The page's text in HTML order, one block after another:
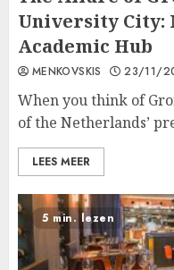
University City:
Academic Hub
MENKOVSKIS 23/11/
When you think of
of the Netherlands’
LEES MEER
5 min. lezen